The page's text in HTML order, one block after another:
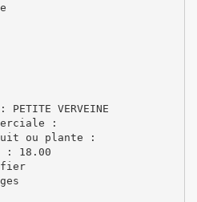
VERVEINE
:
ou plante :
: 18.00